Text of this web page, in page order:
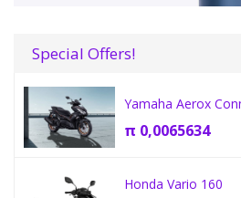
Special Offers!
Yamaha Aerox
π 0,0065634
Honda Vario 160